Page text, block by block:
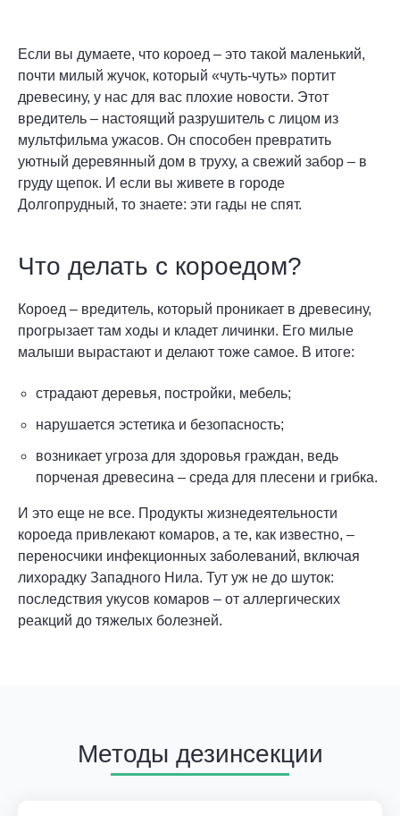
Если вы думаете, что короед – это такой маленький,
почти милый жучок, который «чуть-чуть» портит
древесину, у нас для вас плохие новости. Этот
вредитель – настоящий разрушитель с лицом из
мультфильма ужасов. Он способен превратить
уютный деревянный дом в труху, а свежий забор – в
груду щепок. И если вы живете в городе
Долгопрудный, то знаете: эти гады не спят.
Что делать с короедом?
Короед – вредитель, который проникает в древесину,
прогрызает там ходы и кладет личинки. Его милые
малыши вырастают и делают тоже самое. В итоге:
страдают деревья, постройки, мебель;
нарушается эстетика и безопасность;
возникает угроза для здоровья граждан, ведь
порченая древесина – среда для плесени и грибка.
И это еще не все. Продукты жизнедеятельности
короеда привлекают комаров, а те, как известно, –
переносчики инфекционных заболеваний, включая
лихорадку Западного Нила. Тут уж не до шуток:
последствия укусов комаров – от аллергических
реакций до тяжелых болезней.
Методы дезинсекции